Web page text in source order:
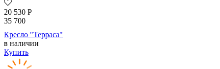
20 530 Р
35 700
Кресло "Терраса"
в наличии
Купить